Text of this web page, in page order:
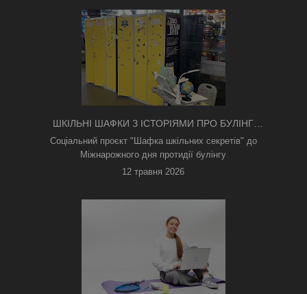
ШКІЛЬНІ ШАФКИ З ІСТОРІЯМИ ПРО БУЛІНГ
З'ЯВИЛИСЯ В КИЄВІ
Соціальний проєкт "Шафка шкільних секретів" до
Міжнарожного дня протидії булінгу
12 травня 2026